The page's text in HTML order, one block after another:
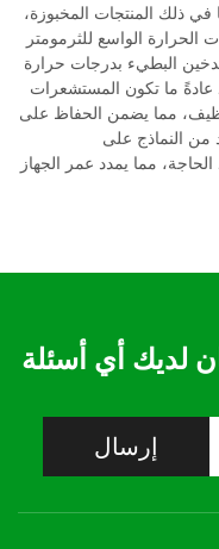
ذلك المنتجات المخبوزة،
الواسع للثرمومتر
البطيء بدرجات حرارة
ما تكون المستشعرات
مما يضمن الحفاظ على
من النماذج على
مما يمدد عمر الجهاز
لديك أي أسئلة
إرسال